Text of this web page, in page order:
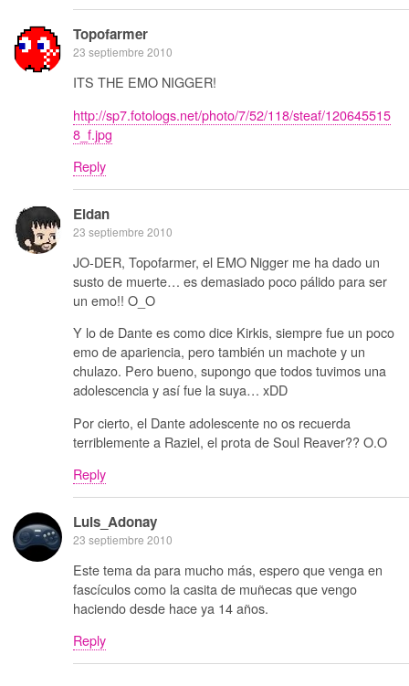
Topofarmer
23 septiembre 2010
ITS THE EMO NIGGER!
http://sp7.fotologs.net/photo/7/52/118/steaf/120645515
8_f.jpg
Reply
Eldan
23 septiembre 2010
JO-DER, Topofarmer, el EMO Nigger me ha dado un
susto de muerte… es demasiado poco pálido para ser
un emo!! O_O
Y lo de Dante es como dice Kirkis, siempre fue un poco
emo de apariencia, pero también un machote y un
chulazo. Pero bueno, supongo que todos tuvimos una
adolescencia y así fue la suya… xDD
Por cierto, el Dante adolescente no os recuerda
terriblemente a Raziel, el prota de Soul Reaver?? O.O
Reply
Luis_Adonay
23 septiembre 2010
Este tema da para mucho más, espero que venga en
fascículos como la casita de muñecas que vengo
haciendo desde hace ya 14 años.
Reply